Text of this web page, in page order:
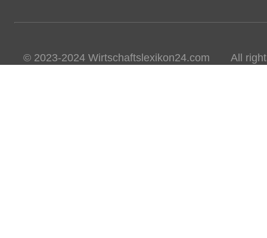
© 2023-2024 Wirtschaftslexikon24.com All